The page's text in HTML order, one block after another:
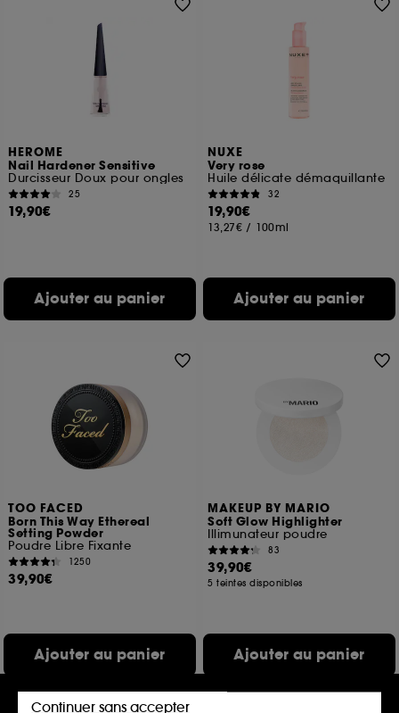
HEROME
Nail Hardener Sensitive
Durcisseur Doux pour ongles
25
19,90€
Ajouter au panier
NUXE
Very rose
Huile délicate démaquillante
32
19,90€
13,27€ / 100ml
Ajouter au panier
TOO FACED
Born This Way Ethereal
Setting Powder
Poudre Libre Fixante
1250
39,90€
Ajouter au panier
MAKEUP BY MARIO
Soft Glow Highlighter
Illimunateur poudre
83
39,90€
5 teintes disponibles
Ajouter au panier
Continuer sans accepter